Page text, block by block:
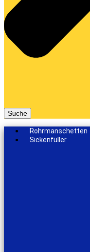
Suche
Rohrmanschetten
Sickenfüller